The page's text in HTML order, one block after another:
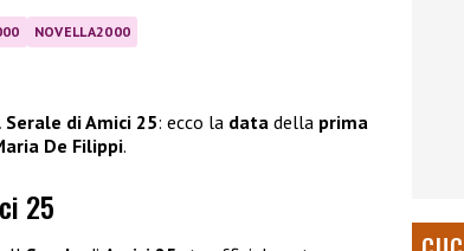
NOVELLA2000
di Amici 25: ecco la data della prima
De Filippi.
25